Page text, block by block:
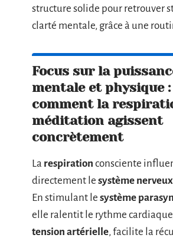
structure solide pour retrouver
clarté mentale, grâce à une
Focus sur la
mentale et physique :
comment la
méditation agissent
concrètement
La respiration consciente
directement le système
En stimulant le système
elle ralentit le rythme
tension artérielle, facilite la